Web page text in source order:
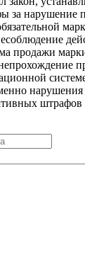
за нарушение
продажи
штрафов